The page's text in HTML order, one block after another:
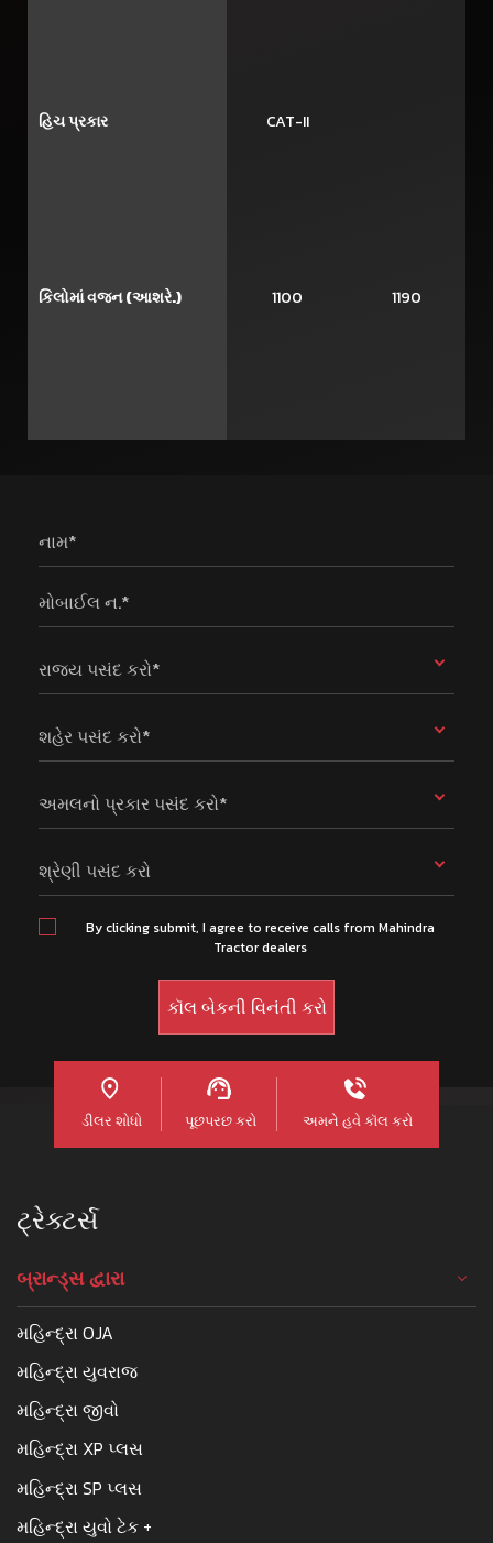
હિચ પ્રકાર
કિલોમાં વજન (આશરે.)
CAT-II
1100 1190
નામ*
મોબાઈલ ન.*
રાજ્ય પસંદ કરો*
શહેર પસંદ કરો*
અમલનો પ્રકાર પસંદ કરો*
શ્રેણી પસંદ કરો
By clicking submit, I agree to receive calls from Mahindra
Tractor dealers
ડીલર શોધો પૂછપરછ કરો અમને હવે કૉલ કરો
ટ્રેક્ટર્સ
બ્રાન્ડ્સ દ્વારા
મહિન્દ્રા OJA
મહિન્દ્રા યુવરાજ
મહિન્દ્રા જીવો
મહિન્દ્રા XP પ્લસ
મહિન્દ્રા SP પ્લસ
મહિન્દ્રા યુવો ટેક +